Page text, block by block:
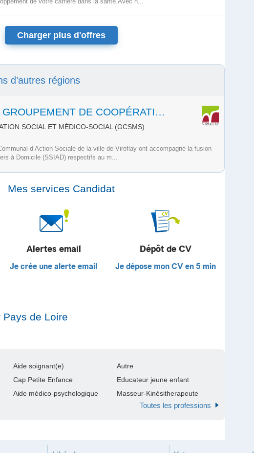
Charger plus d'offres
d’autres régions
DIRECTEUR DU GROUPEMENT DE COOPÉRATION SOCIALE ET MÉDICO-SOCIALE (GCSMS) (F/H)
SOCIAL ET MÉDICO-SOCIAL (GCSMS)
d’Action Sociale de la ville de Viroflay ont accompagné la fusion
à Domicile (SSIAD) respectifs au m...
Mes services Candidat
Alertes email
Je crée une alerte email
Dépôt de CV
Je dépose mon CV en 5 min
de Loire
Aide soignant(e)
Autre
Cap Petite Enfance
Educateur jeune enfant
Aide médico-psychologique Masseur-Kinésitherapeute
Toutes les professions